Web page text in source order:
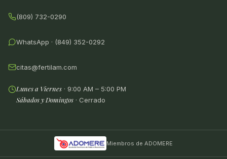
(809) 732-0290
WhatsApp · (849) 352-0292
citas@fertilam.com
Lunes a Viernes · 9:00 AM – 5:00 PM
Sábados y Domingos · Cerrado
Miembros de ADOMERE